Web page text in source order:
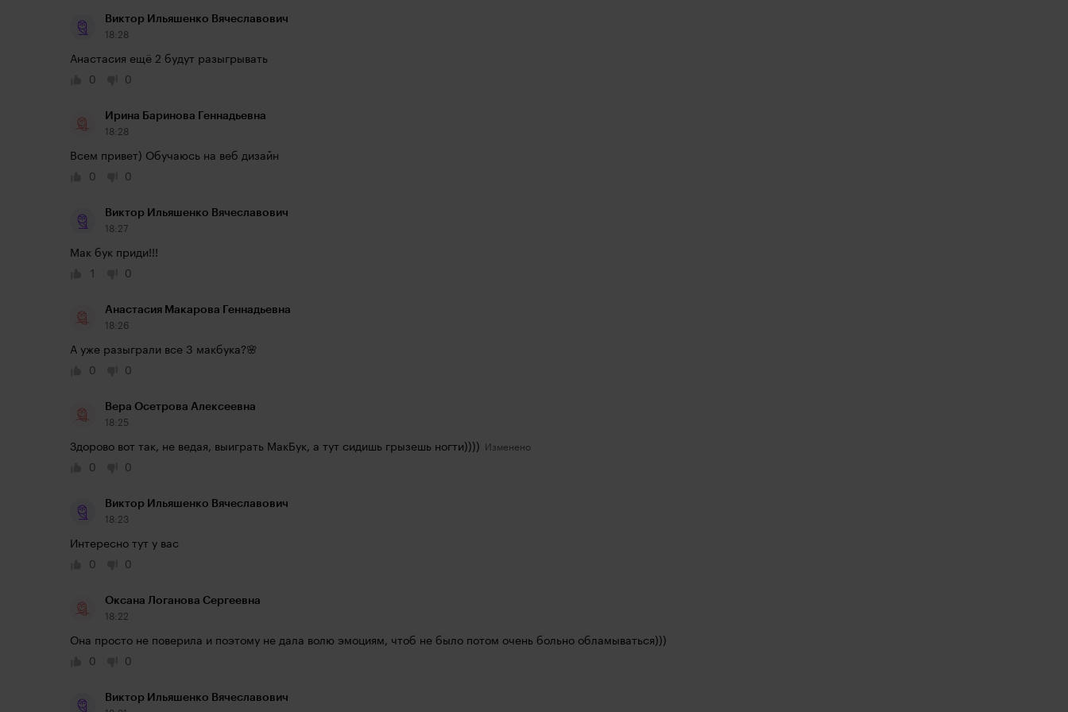
Виктор Ильяшенко Вячеславович
18:28
Анастасия ещё 2 будут разыгрывать
0
0
Ирина Баринова Геннадьевна
18:28
Всем привет) Обучаюсь на веб дизайн
0
0
Виктор Ильяшенко Вячеславович
18:27
Мак бук приди!!!
1
0
Анастасия Макарова Геннадьевна
18:26
А уже разыграли все 3 макбука?🌸
0
0
Вера Осетрова Алексеевна
18:25
Здорово вот так, не ведая, выиграть МакБук, а тут сидишь грызешь ногти))))
0
0
Виктор Ильяшенко Вячеславович
18:23
Интересно тут у вас
0
0
Оксана Логанова Сергеевна
18:22
Она просто не поверила и поэтому не дала волю эмоциям, чтоб не было потом очень больно обламываться)))
0
0
Виктор Ильяшенко Вячеславович